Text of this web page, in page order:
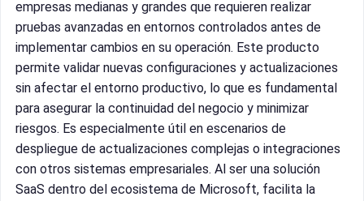
empresas medianas y grandes que requieren realizar
pruebas avanzadas en entornos controlados antes de
implementar cambios en su operación. Este producto
permite validar nuevas configuraciones y actualizaciones
sin afectar el entorno productivo, lo que es fundamental
para asegurar la continuidad del negocio y minimizar
riesgos. Es especialmente útil en escenarios de
despliegue de actualizaciones complejas o integraciones
con otros sistemas empresariales. Al ser una solución
SaaS dentro del ecosistema de Microsoft, facilita la